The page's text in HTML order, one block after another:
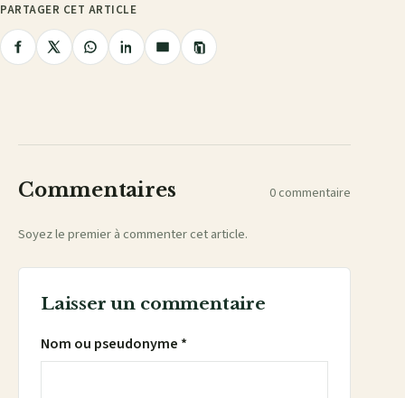
PARTAGER CET ARTICLE
PartagerPartagerPartagerPartagerPartager
Copier
le
Commentaires 0 commentaire
Soyez le premier à commenter cet article.
Laisser un commentaire
Nom ou pseudonyme *